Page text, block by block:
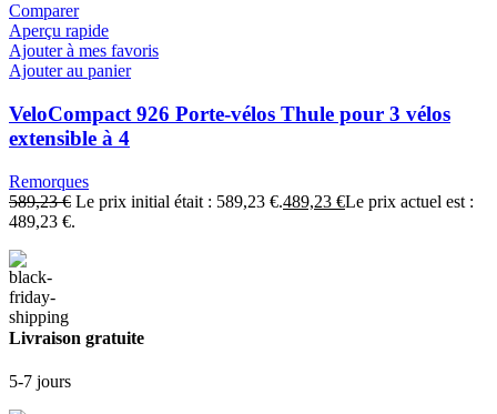
Comparer
Aperçu rapide
Ajouter à mes favoris
Ajouter au panier
VeloCompact 926 Porte-vélos Thule pour 3 vélos
extensible à 4
Remorques
589,23€ Le prix initial était : 589,23 €.489,23 €Le prix actuel est :
489,23 €.
Livraison gratuite
5-7 jours